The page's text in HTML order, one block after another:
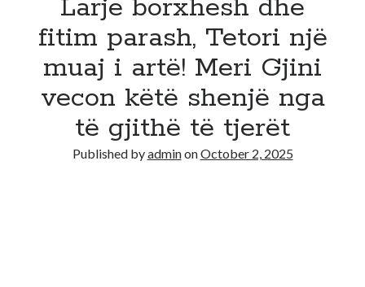
Larje borxhesh dhe
fitim parash, Tetori një
muaj i artë! Meri Gjini
vecon këtë shenjë nga
të gjithë të tjerët
Published byadminonOctober 2, 2025